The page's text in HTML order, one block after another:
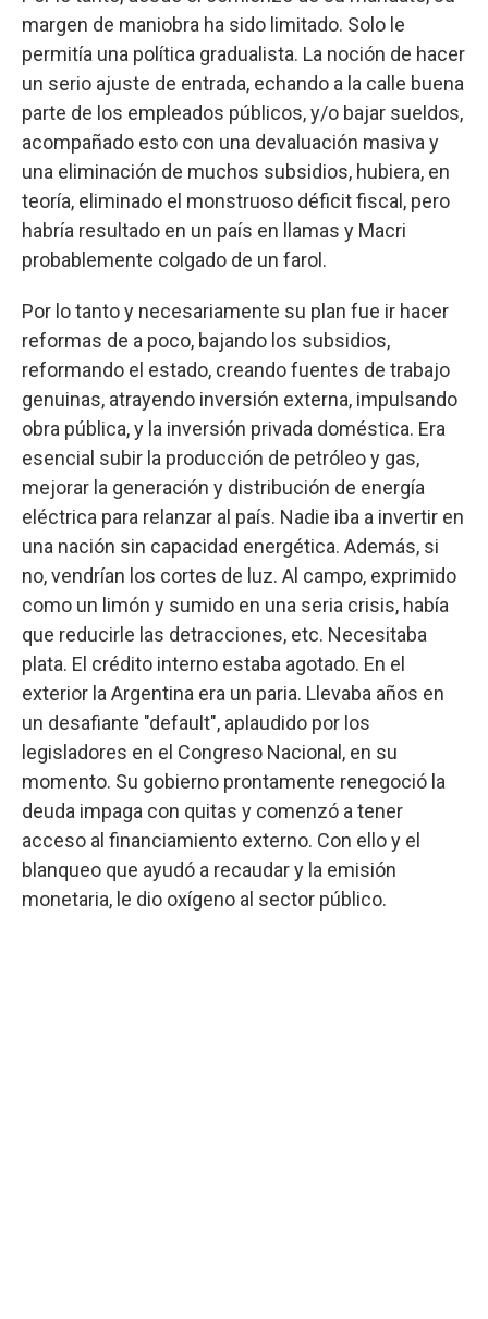
margen de maniobra ha sido limitado. Solo le
permitía una política gradualista. La noción de hacer
un serio ajuste de entrada, echando a la calle buena
parte de los empleados públicos, y/o bajar sueldos,
acompañado esto con una devaluación masiva y
una eliminación de muchos subsidios, hubiera, en
teoría, eliminado el monstruoso déficit fiscal, pero
habría resultado en un país en llamas y Macri
probablemente colgado de un farol.
Por lo tanto y necesariamente su plan fue ir hacer
reformas de a poco, bajando los subsidios,
reformando el estado, creando fuentes de trabajo
genuinas, atrayendo inversión externa, impulsando
obra pública, y la inversión privada doméstica. Era
esencial subir la producción de petróleo y gas,
mejorar la generación y distribución de energía
eléctrica para relanzar al país. Nadie iba a invertir en
una nación sin capacidad energética. Además, si
no, vendrían los cortes de luz. Al campo, exprimido
como un limón y sumido en una seria crisis, había
que reducirle las detracciones, etc. Necesitaba
plata. El crédito interno estaba agotado. En el
exterior la Argentina era un paria. Llevaba años en
un desafiante "default", aplaudido por los
legisladores en el Congreso Nacional, en su
momento. Su gobierno prontamente renegoció la
deuda impaga con quitas y comenzó a tener
acceso al financiamiento externo. Con ello y el
blanqueo que ayudó a recaudar y la emisión
monetaria, le dio oxígeno al sector público.